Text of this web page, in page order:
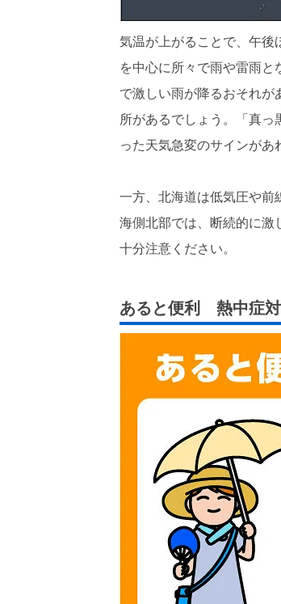
気温が上がることで、午後
を中心に所々で雨や雷雨
で激しい雨が降るおそれが
所があるでしょう。「真
った天気急変のサインがあ
一方、北海道は低気圧や前
海側北部では、断続的に激
十分注意ください。
あると便利 熱中症